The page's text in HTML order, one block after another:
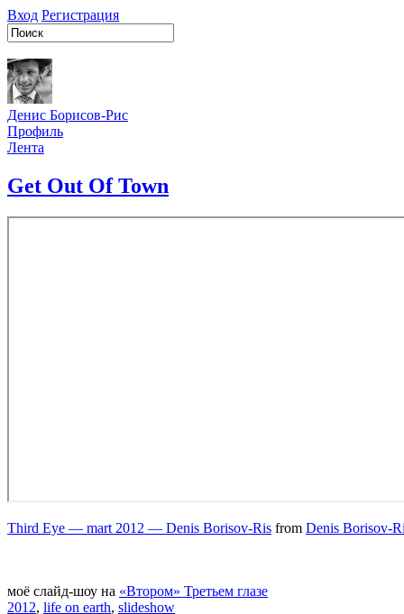
Вход Регистрация
Денис Борисов-Рис
Профиль
Лента
Get Out Of Town
Third Eye — mart 2012 — Denis Borisov-Ris from Denis Borisov-
моё слайд-шоу на «Втором» Третьем глазе
2012, life on earth, slideshow